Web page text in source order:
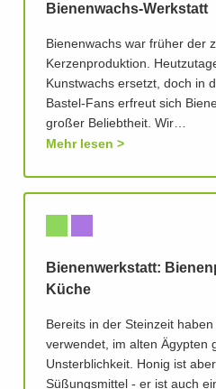
Bienenwachs-Werkstatt
Bienenwachs war früher der
Kerzenproduktion.
Kunstwachs ersetzt, doch in
Bastel-Fans erfreut sich
großer Beliebtheit. Wir…
Mehr lesen
Bienenwerkstatt:
Küche
Bereits in der Steinzeit
verwendet, im alten Ägypten
Unsterblichkeit. Honig ist
Süßungsmittel - er ist auch